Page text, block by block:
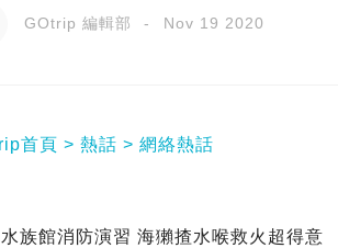
GOtrip 編輯部 Nov 19 2020
首頁 熱話 網絡熱話
水族館消防演習 海獺揸水喉救火超得意